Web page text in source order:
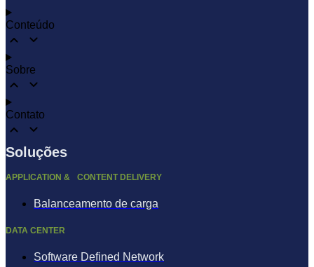
Conteúdo
Sobre
Contato
Soluções
APPLICATION & CONTENT DELIVERY
Balanceamento de carga
DATA CENTER
Software Defined Network